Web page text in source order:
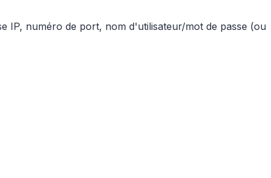
IP, numéro de port, nom d'utilisateur/mot de passe (ou